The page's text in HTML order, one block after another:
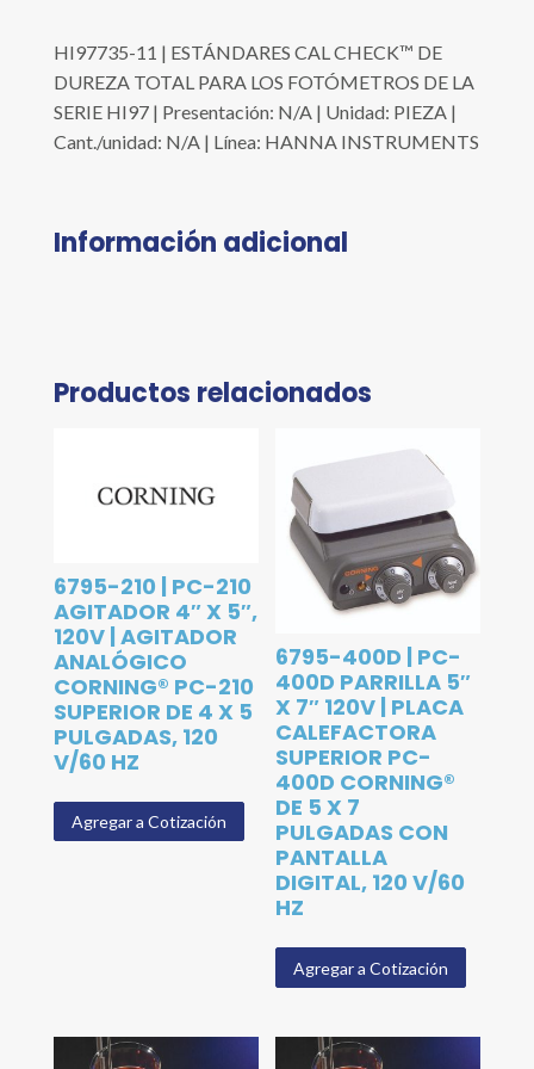
HI97735-11 | ESTÁNDARES CAL CHECK™ DE
DUREZA TOTAL PARA LOS FOTÓMETROS DE LA
SERIE HI97 | Presentación: N/A | Unidad: PIEZA |
Cant./unidad: N/A | Línea: HANNA INSTRUMENTS
Información adicional
Productos relacionados
6795-210 | PC-210
AGITADOR 4″ X 5″,
120V | AGITADOR
ANALÓGICO
CORNING® PC-210
SUPERIOR DE 4 X 5
PULGADAS, 120
V/60 HZ
Agregar a Cotización
6795-400D | PC-
400D PARRILLA 5″
X 7″ 120V | PLACA
CALEFACTORA
SUPERIOR PC-
400D CORNING®
DE 5 X 7
PULGADAS CON
PANTALLA
DIGITAL, 120 V/60
HZ
Agregar a Cotización